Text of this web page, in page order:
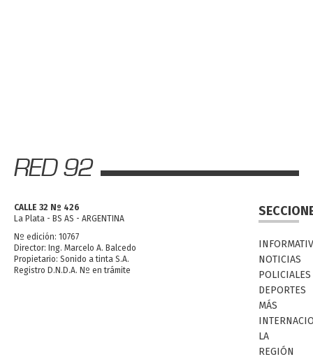
CALLE 32 Nº 426
La Plata - BS AS - ARGENTINA
Nº edición: 10767
Director: Ing. Marcelo A. Balcedo
Propietario: Sonido a tinta S.A.
Registro D.N.D.A. Nº en trámite
NOTICIAS
POLICIALES
DEPORTES
MÁS
LA
REGIÓN